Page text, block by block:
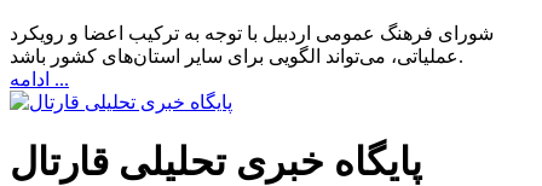
شورای فرهنگ عمومی اردبیل با توجه به ترکیب اعضا و رویکرد
عملیاتی، می‌تواند الگویی برای سایر استان‌های کشور باشد.
ادامه ...
پایگاه خبری تحلیلی قارتال